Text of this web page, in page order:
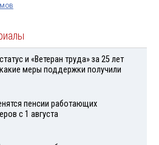
и «Ветеран труда» за 25 лет
меры поддержки получили
пенсии работающих
с 1 августа